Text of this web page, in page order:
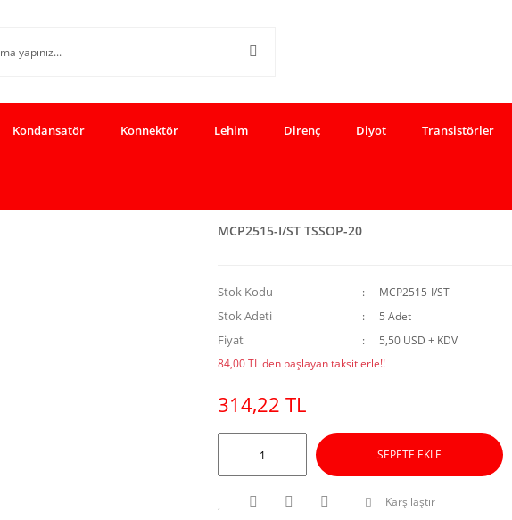
Kondansatör Konnektör Lehim Direnç Diyot Transistörler
MCP2515-I/ST TSSOP-20
Stok Kodu MCP2515-I/ST
Stok Adeti 5 Adet
Fiyat
5,50 USD + KDV
84,00 TL den başlayan taksitlerle!!
314,22 TL
SEPETE EKLE
Karşılaştır